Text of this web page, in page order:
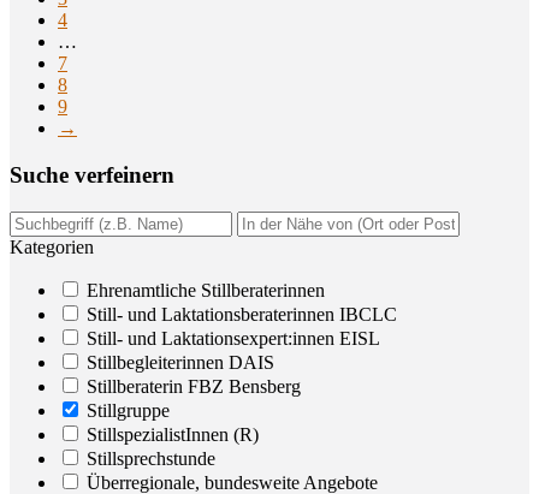
4
…
7
8
9
→
Suche ver­fei­nern
Kategorien
Ehrenamtliche Stillberaterinnen
Still- und Laktationsberaterinnen IBCLC
Still- und Laktationsexpert:innen EISL
Stillbegleiterinnen DAIS
Stillberaterin FBZ Bensberg
Stillgruppe
StillspezialistInnen (R)
Stillsprechstunde
Überregionale, bundesweite Angebote